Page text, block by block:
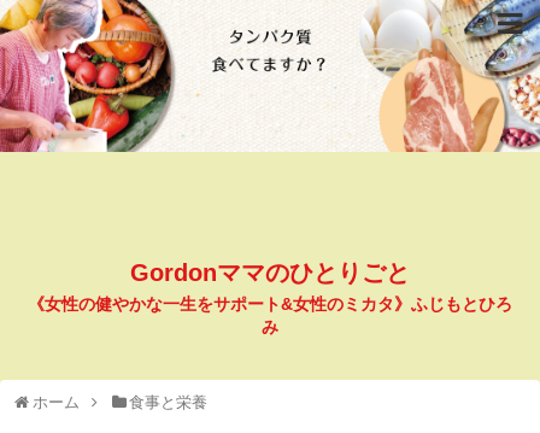
Gordonママのひとりごと
《女性の健やかな一生をサポート&女性のミカタ》ふじもとひろ
み
ホーム 食事と栄養